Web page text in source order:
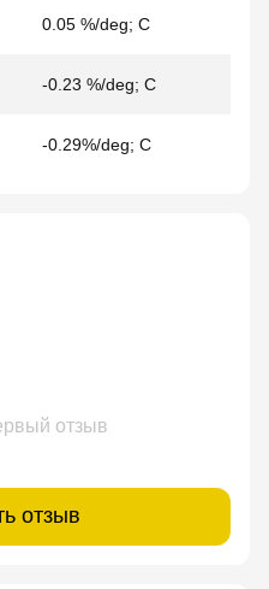
0.05 %/deg; С
-0.23 %/deg; С
-0.29%/deg; С
отзыв
отзыв